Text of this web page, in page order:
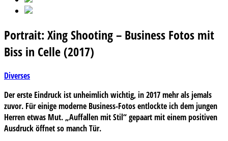
Portrait: Xing Shooting – Business Fotos mit
Biss in Celle (2017)
Diverses
Der erste Eindruck ist unheimlich wichtig, in 2017 mehr als jemals
zuvor. Für einige moderne Business-Fotos entlockte ich dem jungen
Herren etwas Mut. „Auffallen mit Stil“ gepaart mit einem positiven
Ausdruck öffnet so manch Tür.